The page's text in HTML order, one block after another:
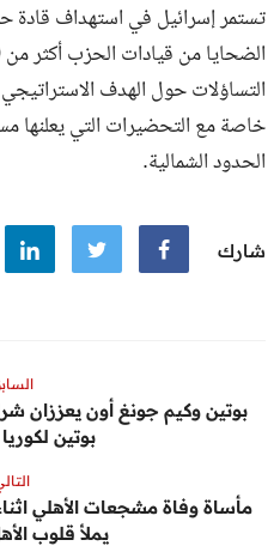
تستمر إسرائيل في استهداف قادة
التساؤلات حول الهدف
خاصة مع التحضيرات التي يعلنها
الحدود الشمالية.
شارك
بوتين وكيم جونغ أون يعززان
بوتين
مأساة وفاة مشجعات الأهلي
يملأ قلوب